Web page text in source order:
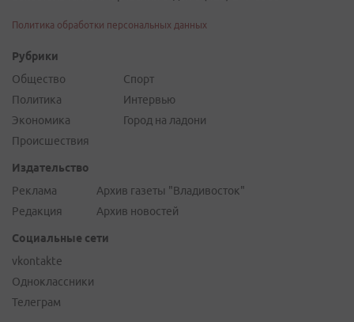
Политика обработки персональных данных
Рубрики
Общество
Политика
Экономика
Происшествия
Спорт
Интервью
Город на ладони
Издательство
Реклама
Редакция
Архив газеты "Владивосток"
Архив новостей
Социальные сети
vkontakte
Одноклассники
Телеграм